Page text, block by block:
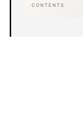
CONTENTS